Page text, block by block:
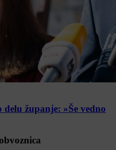
županje: »Še vedno